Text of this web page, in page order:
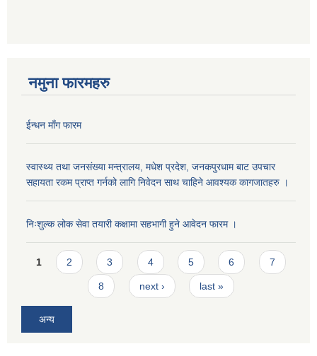
नमुना फारमहरु
ईन्धन माँग फारम
स्वास्थ्य तथा जनसंख्या मन्त्रालय, मधेश प्रदेश, जनकपुरधाम बाट उपचार
सहायता रकम प्राप्त गर्नको लागि निवेदन साथ चाहिने आवश्यक कागजातहरु ।
निःशुल्क लोक सेवा तयारी कक्षामा सहभागी हुने आवेदन फारम ।
Pages
1 2 3 4 5 6 7
8 next › last »
अन्य